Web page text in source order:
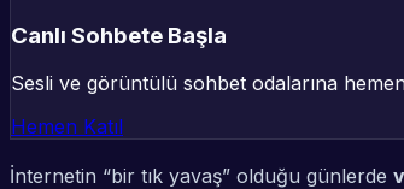
Canlı Sohbete Başla
Sesli ve görüntülü sohbet odalarına
Hemen Katıl
İnternetin “bir tık yavaş” olduğu günlerde